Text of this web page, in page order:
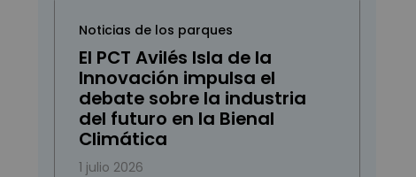
Noticias de los parques
El PCT Avilés Isla de la
Innovación impulsa el
debate sobre la industria
del futuro en la Bienal
Climática
1 julio 2026